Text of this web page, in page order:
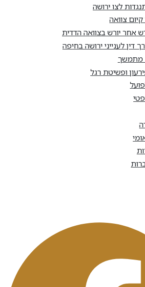
לצו ירושה
צוואה
אחר יורש בצוואה הדדית
דין לענייני ירושה בחיפה
מתמשך
ופשיטת רגל